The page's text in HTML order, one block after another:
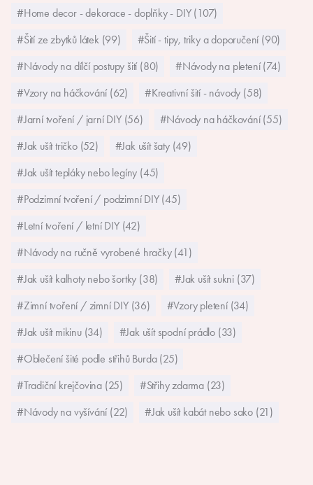
#Home decor - dekorace - doplňky - DIY (107)
#Šití ze zbytků látek (99)
#Šití - tipy, triky a doporučení (90)
#Návody na dílčí postupy šití (80)
#Návody na pletení (74)
#Vzory na háčkování (62)
#Kreativní šití - návody (58)
#Jarní tvoření / jarní DIY (56)
#Návody na háčkování (55)
#Jak ušít tričko (52)
#Jak ušít šaty (49)
#Jak ušít tepláky nebo legíny (45)
#Podzimní tvoření / podzimní DIY (45)
#Letní tvoření / letní DIY (42)
#Návody na ručně vyrobené hračky (41)
#Jak ušít kalhoty nebo šortky (38)
#Jak ušít sukni (37)
#Zimní tvoření / zimní DIY (36)
#Vzory pletení (34)
#Jak ušít mikinu (34)
#Jak ušít spodní prádlo (33)
#Oblečení šité podle střihů Burda (25)
#Tradiční krejčovina (25)
#Střihy zdarma (23)
#Návody na vyšívání (22)
#Jak ušít kabát nebo sako (21)